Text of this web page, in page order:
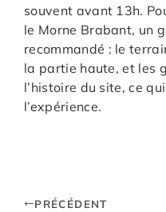
souvent avant 13h.
le Morne Brabant, un
recommandé : le
la partie haute, et les
l’histoire du site, ce
l’expérience.
PRÉCÉDENT